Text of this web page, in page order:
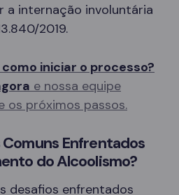
a internação involuntária
2019.
iniciar o processo?
e nossa equipe
os próximos passos.
Comuns Enfrentados
do Alcoolismo?
desafios enfrentados